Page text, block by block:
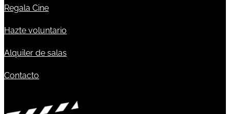
Regala Cine
Hazte voluntario
Alquiler de salas
Contacto